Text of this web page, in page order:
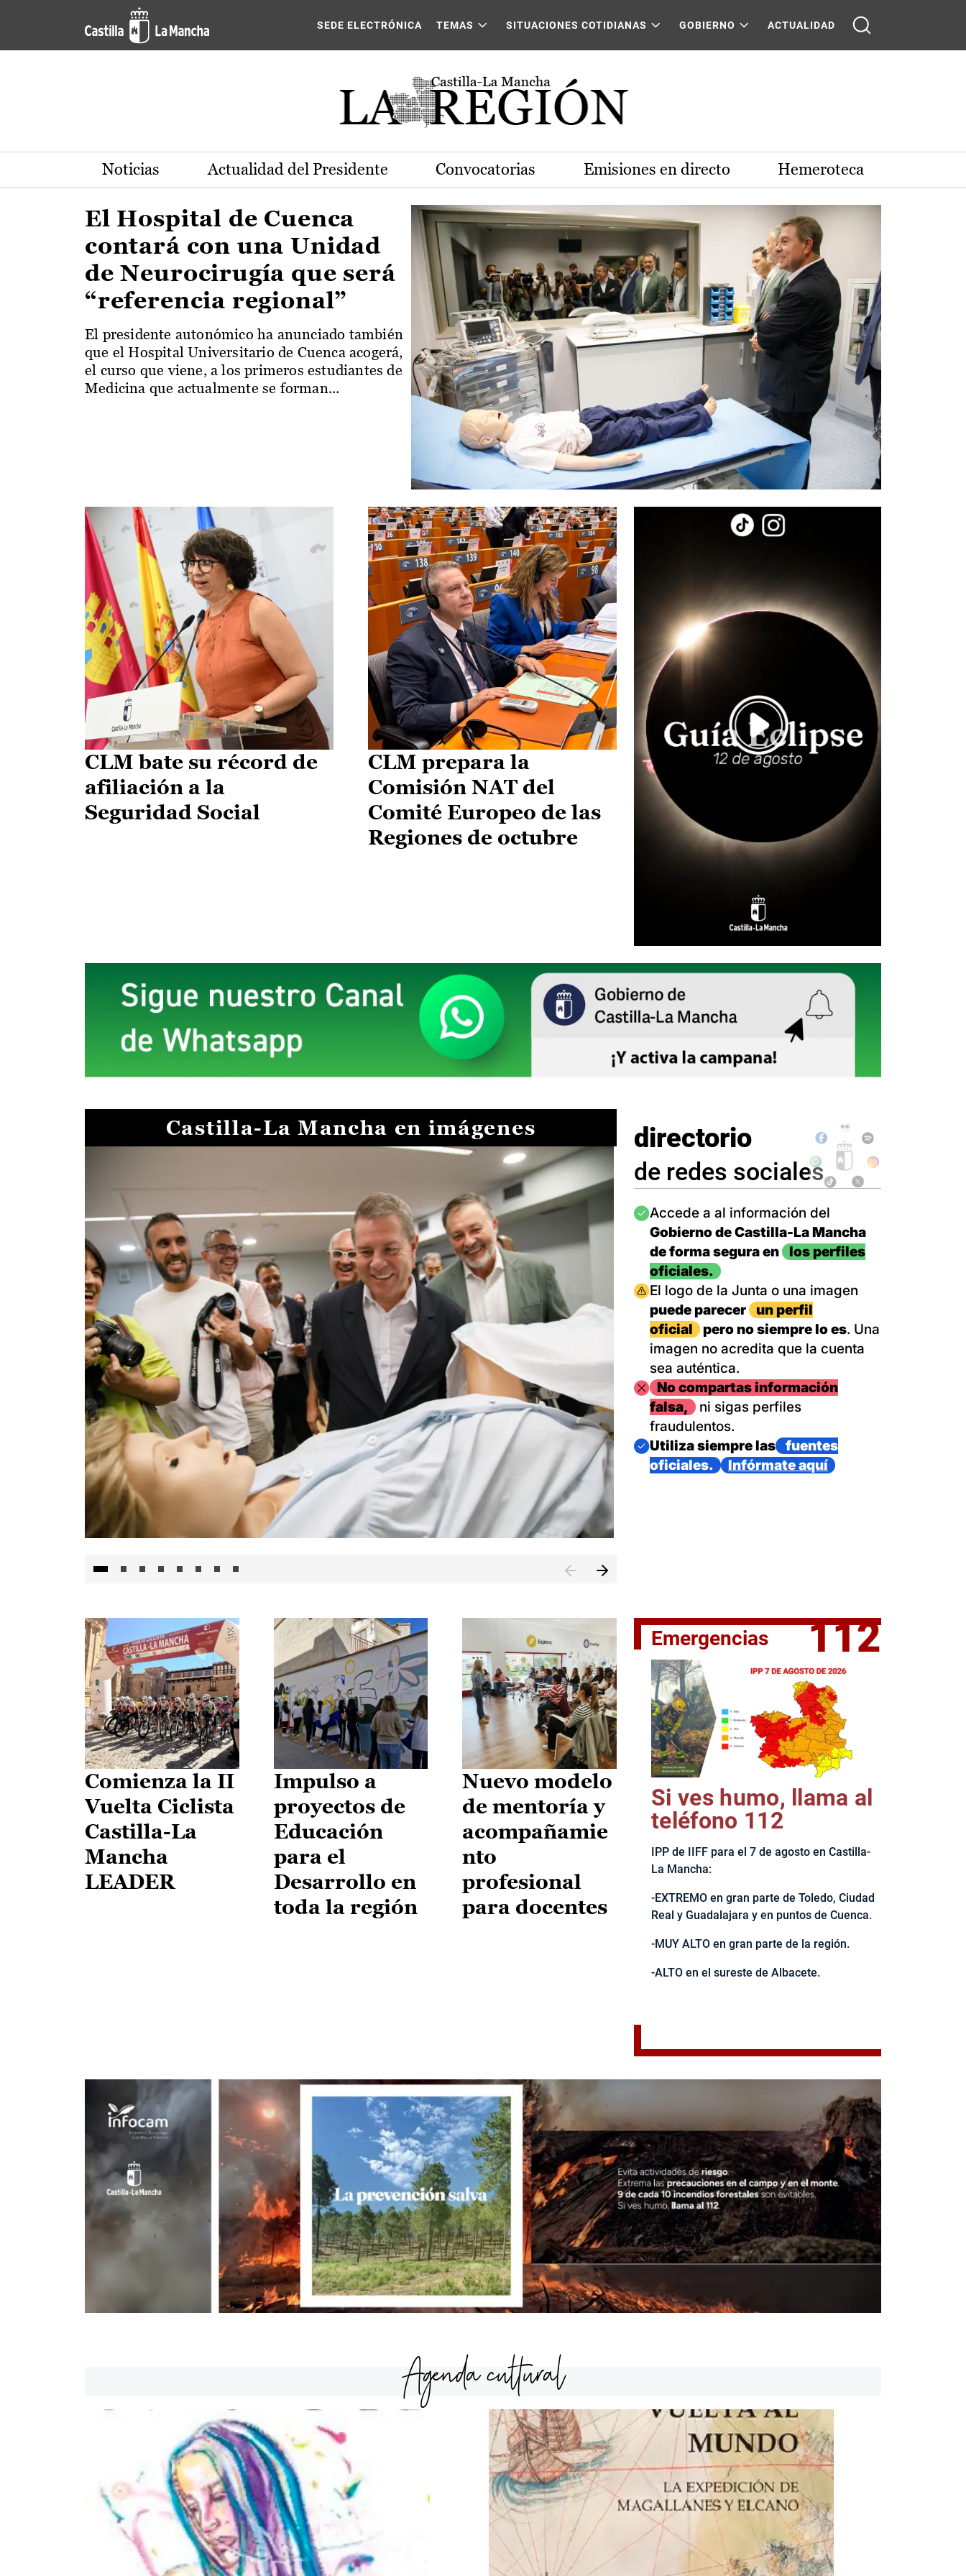
Pasar al contenido principal
Actualidad de la región de Castilla-La Mancha
SEDE ELECTRÓNICA TEMAS SITUACIONES COTIDIANAS GOBIERNO ACTUALIDAD
Noticias Actualidad del Presidente Convocatorias Emisiones en directo Hemeroteca
El Hospital de Cuenca
contará con una Unidad
de Neurocirugía que será
“referencia regional”
El presidente autonómico ha anunciado también
que el Hospital Universitario de Cuenca acogerá,
el curso que viene, a los primeros estudiantes de
Medicina que actualmente se forman...
CLM bate su récord de
afiliación a la
Seguridad Social
CLM prepara la
Comisión NAT del
Comité Europeo de las
Regiones de octubre
Castilla-La Mancha en imágenes
El jefe del Ejecutivo castellanomanchego, Emiliano García-
directorio
de redes sociales
Imagen
Accede a al información del
Gobierno de Castilla-La Mancha
de forma segura en
los perfiles
oficiales.
Imagen
El logo de la Junta o una imagen
puede parecer
un perfil
oficial
pero no siempre lo es. Una
imagen no acredita que la cuenta
sea auténtica.
ImagenNo compartas información
falsa,
ni sigas perfiles
fraudulentos.
Imagen
Utiliza siempre las
fuentes
oficiales.
Infórmate aquí
Comienza la II
Vuelta Ciclista
Castilla-La
Mancha
LEADER
Impulso a
proyectos de
Educación
para el
Desarrollo en
toda la región
Nuevo modelo
de mentoría y
acompañamie
nto
profesional
para docentes
Emergencias 112
Si ves humo, llama al
teléfono 112
IPP de IIFF para el 7 de agosto en Castilla-
La Mancha:
-EXTREMO en gran parte de Toledo, Ciudad
Real y Guadalajara y en puntos de Cuenca.
-MUY ALTO en gran parte de la región.
-ALTO en el sureste de Albacete.
Agenda cultural